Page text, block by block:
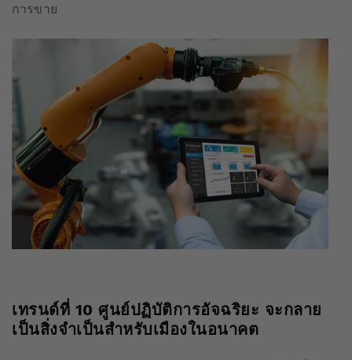
การขาย
เทรนด์ที่ 10 ศูนย์ปฏิบัติการอัจฉริยะ จะกลาย
เป็นสิ่งจำเป็นสำหรับเมืองในอนาคต